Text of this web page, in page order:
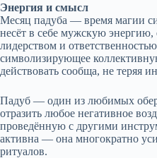
Энергия и смысл
Месяц падуба — время магии
несёт в себе мужскую энергию,
лидерством и
символизирующее
действовать сообща, не теряя
Падуб — один из любимых
отразить любое негативное
проведённую с другими
активна — она многократно
ритуалов.